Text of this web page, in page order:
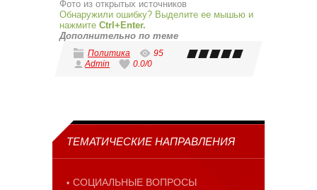
Фото из открытых источников
Обнаружили ошибку? Выделите ее мышью и
нажмите Ctrl+Enter.
Дополнительно по теме
Политика
95
Admin
0.0/0
ТЕМАТИЧЕСКИЕ НАПРАВЛЕНИЯ
СОЦИАЛЬНЫЕ ВОПРОСЫ